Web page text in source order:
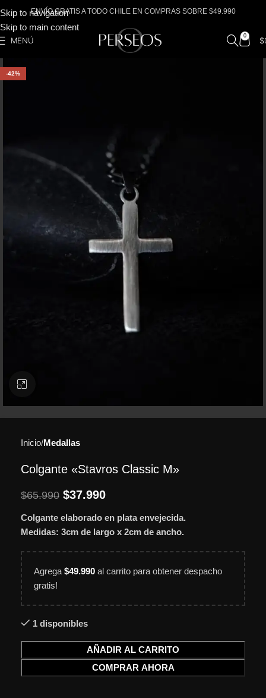
Skip to navigation
Skip to main content
ENVÍO GRATIS A TODO CHILE EN COMPRAS SOBRE $49.990
MENÚ 0 $
-42%
Inicio Medallas
Colgante «Stavros Classic M»
$65.990 $37.990
Colgante elaborado en plata envejecida.
Medidas: 3cm de largo x 2cm de ancho.
Agrega$49.990 al carrito para obtener despacho
gratis!
1 disponibles
AÑADIR AL CARRITO
COMPRAR AHORA